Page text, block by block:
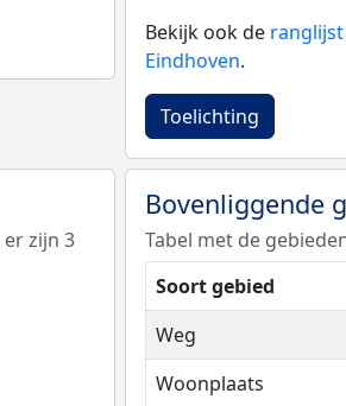
Bekijk ook de
Eindhoven.
Toelichting
zijn 3
Bovenliggende
Tabel met de
Soort gebied
Weg
Woonplaats